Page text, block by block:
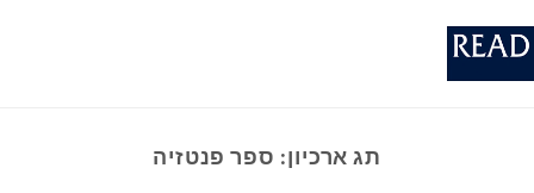
תג ארכיון: ספר פנטזיה